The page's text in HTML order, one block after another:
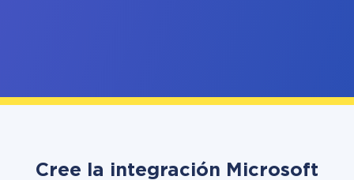
Cree la integración Microsoft